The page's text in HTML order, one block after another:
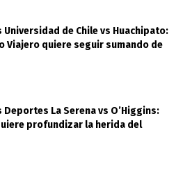
de Chile vs Huachipato:
Viajero quiere seguir sumando de
La Serena vs O’Higgins:
profundizar la herida del